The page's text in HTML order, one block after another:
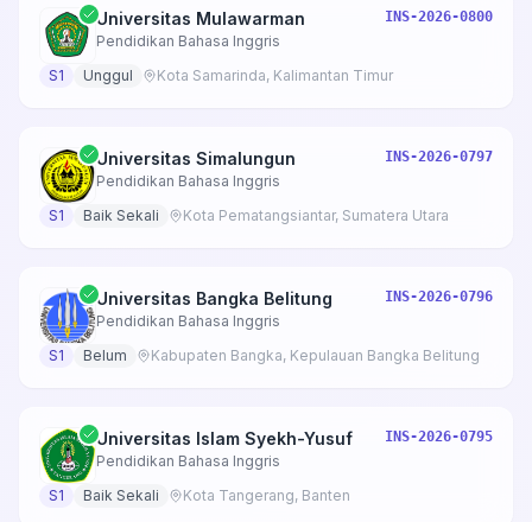
Universitas Mulawarman
Pendidikan Bahasa Inggris
INS-2026-0800
S1 Unggul Kota Samarinda, Kalimantan Timur
Universitas Simalungun
Pendidikan Bahasa Inggris
INS-2026-0797
S1 Baik Sekali Kota Pematangsiantar, Sumatera Utara
Universitas Bangka Belitung
Pendidikan Bahasa Inggris
INS-2026-0796
S1 Belum Kabupaten Bangka, Kepulauan Bangka Belitung
Universitas Islam Syekh-Yusuf
Pendidikan Bahasa Inggris
INS-2026-0795
S1 Baik Sekali Kota Tangerang, Banten